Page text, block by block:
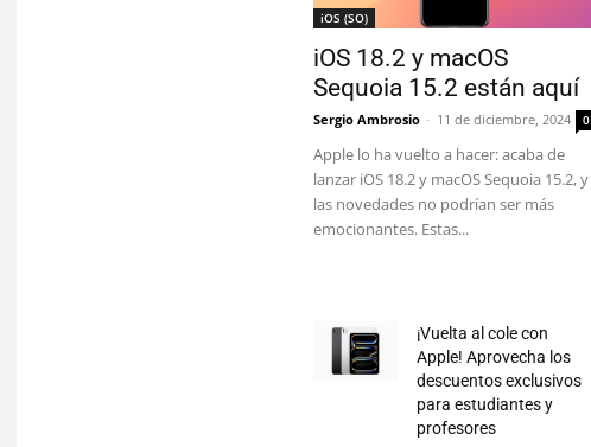
iOS (SO)
iOS 18.2 y macOS
Sequoia 15.2 están aquí
Sergio Ambrosio - 11 de diciembre, 2024 0
Apple lo ha vuelto a hacer: acaba de
lanzar iOS 18.2 y macOS Sequoia 15.2, y
las novedades no podrían ser más
emocionantes. Estas...
¡Vuelta al cole con
Apple! Aprovecha los
descuentos exclusivos
para estudiantes y
profesores